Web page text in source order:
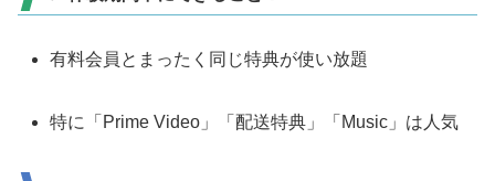
有料会員とまったく同じ特典が使い放題
特に「Prime Video」「配送特典」「Music」は人気